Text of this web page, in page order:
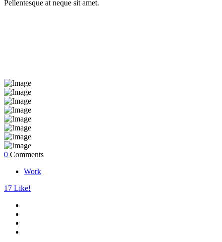
Pellentesque at neque sit amet.
0 Comments
Work
17 Like!